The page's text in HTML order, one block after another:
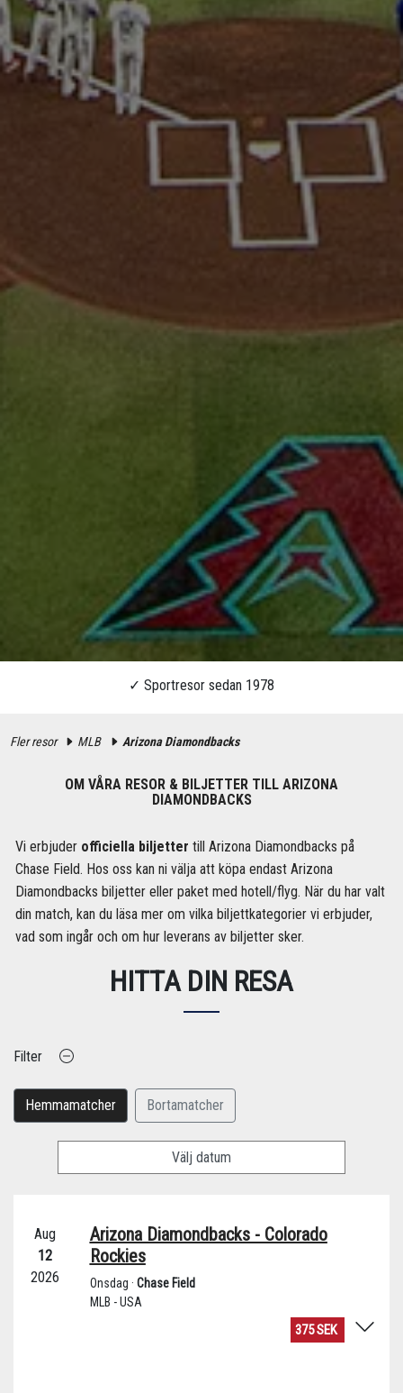
Fler resor MLB Arizona Diamondbacks
OM VÅRA RESOR & BILJETTER TILL ARIZONA
DIAMONDBACKS
Vi erbjuder officiella biljetter till Arizona Diamondbacks på
Chase Field. Hos oss kan ni välja att köpa endast Arizona
Diamondbacks biljetter eller paket med hotell/flyg. När du har valt
din match, kan du läsa mer om vilka biljettkategorier vi erbjuder,
vad som ingår och om hur leverans av biljetter sker.